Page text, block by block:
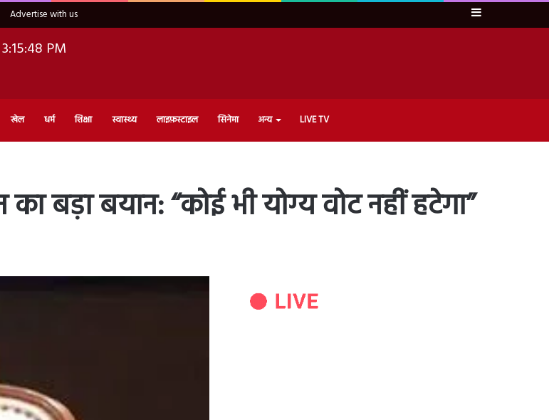
Advertise with us Sidebar
PM
खेल धर्म शिक्षा स्वास्थ्य लाइफ़स्टाइल सिनेमा अन्य LIVE TV
का बड़ा बयान: “कोई भी योग्य वोट नहीं हटेगा”